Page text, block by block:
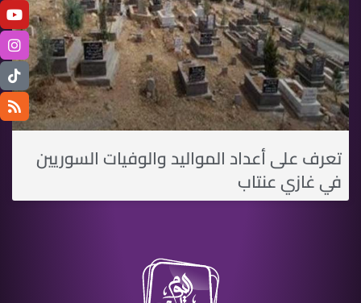
تعرف على أعداد المواليد والوفيات السوريين
في غازي عنتاب